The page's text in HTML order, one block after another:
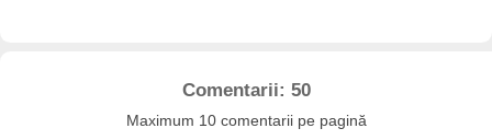
Comentarii: 50
Maximum 10 comentarii pe pagină